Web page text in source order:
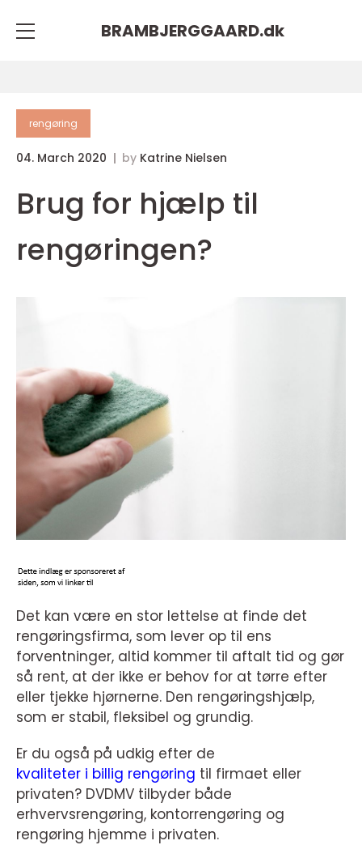
BRAMBJERGGAARD.dk
rengøring
04. March 2020 by Katrine Nielsen
Brug for hjælp til
rengøringen?
Det kan være en stor lettelse at finde det
rengøringsfirma, som lever op til ens
forventninger, altid kommer til aftalt tid og gør
så rent, at der ikke er behov for at tørre efter
eller tjekke hjørnerne. Den rengøringshjælp,
som er stabil, fleksibel og grundig.
Er du også på udkig efter de
kvaliteter i billig rengøring til firmaet eller
privaten? DVDMV tilbyder både
erhvervsrengøring, kontorrengøring og
rengøring hjemme i privaten.